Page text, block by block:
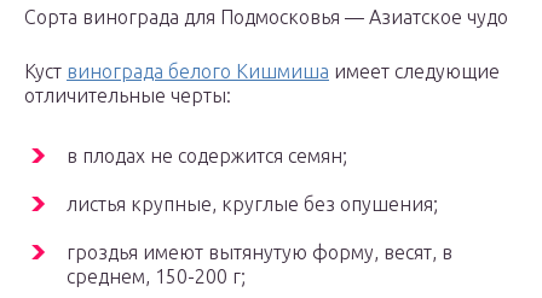
Сорта винограда для Подмосковья — Азиатское чудо
Куст винограда белого Кишмиша имеет следующие
отличительные черты:
в плодах не содержится семян;
листья крупные, круглые без опушения;
гроздья имеют вытянутую форму, весят, в
среднем, 150-200 г;